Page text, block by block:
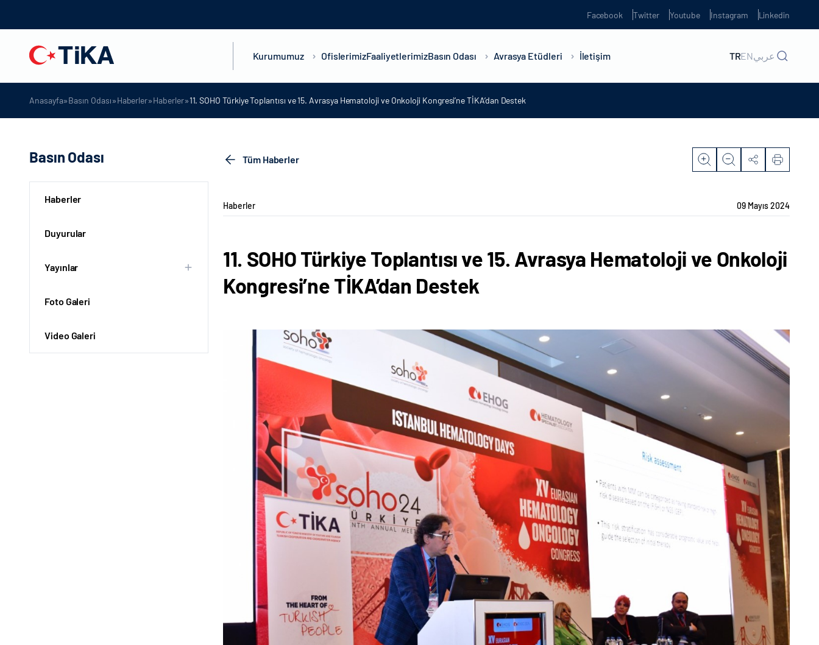
Facebook Twitter Youtube Instagram Linkedin
Kurumumuz OfislerimizFaaliyetlerimizBasın Odası Avrasya Etüdleri İletişim TRENعربي
Anasayfa»Basın Odası»Haberler»Haberler»11. SOHO Türkiye Toplantısı ve 15. Avrasya Hematoloji ve Onkoloji Kongresi’ne TİKA’dan Destek
Basın Odası
Haberler
Duyurular
Yayınlar
Foto Galeri
Video Galeri
Tüm Haberler
Haberler 09 Mayıs 2024
11. SOHO Türkiye Toplantısı ve 15. Avrasya Hematoloji ve Onkoloji
Kongresi’ne TİKA’dan Destek